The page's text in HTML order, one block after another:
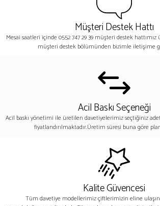
Müşteri Destek Hattı
Mesai saatleri içinde 0552 747 29 39 müşteri destek
müşteri destek bölümünden bizimle iletişime
Acil Baskı Seçeneği
Acil baskı yönetimi ile üretilen davetiyelerimiz seçtiğiniz
fiyatlandırılmaktadır.Üretim süresi buna göre
Kalite Güvencesi
Tüm davetiye modellerimiz çiftlerimizin eline